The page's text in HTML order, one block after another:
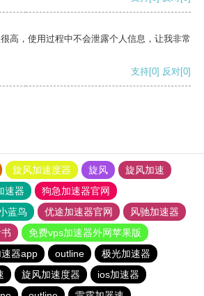
高，使用过程中不会泄露个人信息，让我非常
支持[0] 反对[0]
旋风加速度器 旋风
旋风加速
速器
狗急加速器官网
蓝鸟 优途加速器官网
风驰加速器
免费vps加速器外网苹果版
器app outline
极光加速器
旋风加速度器
ios加速器